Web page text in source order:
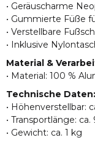
• Geräuscharme
• Gummierte Füße
• Verstellbare
• Inklusive
Material &
• Material: 100 %
Technische Daten:
• Höhenverstellbar:
• Transportlänge: ca.
• Gewicht: ca. 1 kg